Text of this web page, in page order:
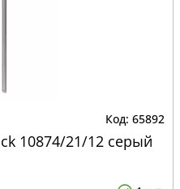
65892
10874/21/12 серый